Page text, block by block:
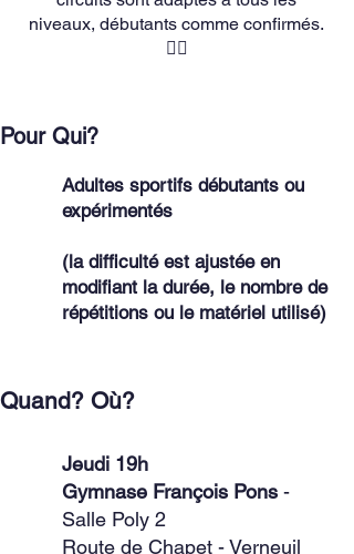
niveaux, débutants comme confirmés.
🧘‍♀️
Pour Qui?
Adultes sportifs débutants ou
expérimentés
(la difficulté est ajustée en
modifiant la durée, le nombre de
répétitions ou le matériel utilisé)
Quand? Où?
Jeudi 19h
Gymnase François Pons -
Salle Poly 2
Route de Chapet - Verneuil